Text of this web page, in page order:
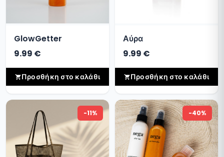
GlowGetter
9.99 €
Προσθήκη στο καλάθι
Αύρα
9.99 €
Προσθήκη στο καλάθι
-11% -40%